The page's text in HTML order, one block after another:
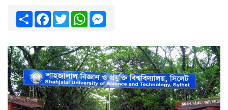
ShareFacebook
TwitterWhatsApp